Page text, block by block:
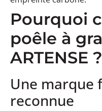
Pourquoi
poêle à
ARTENSE ?
Une marque
reconnue